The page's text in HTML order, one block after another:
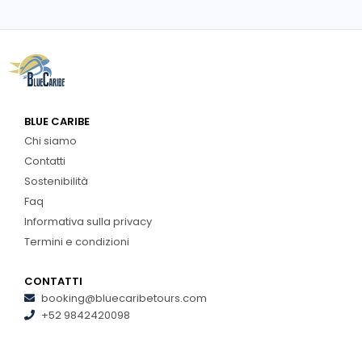
BLUE CARIBE
Chi siamo
Contatti
Sostenibilità
Faq
Informativa sulla privacy
Termini e condizioni
CONTATTI
booking@bluecaribetours.com
+52 9842420098